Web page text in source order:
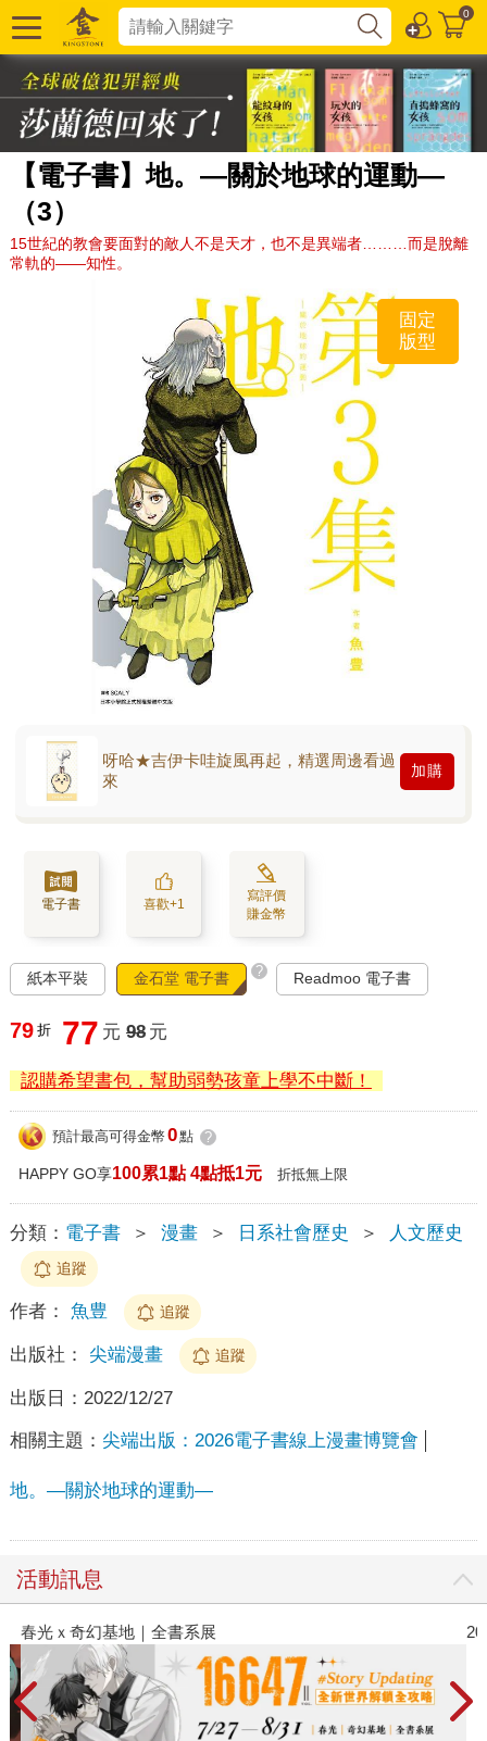
0
【電子書】地。—關於地球的運動—
（3）
15世紀的教會要面對的敵人不是天才，也不是異端者………而是脫離
常軌的——知性。
固定
版型
呀哈★吉伊卡哇旋風再起，精選周邊看過
來
加購
電子書 喜歡+1
寫評價
賺金幣
紙本平裝 金石堂 電子書 ? Readmoo 電子書
79 折 77 元 98 元
認購希望書包，幫助弱勢孩童上學不中斷！
預計最高可得金幣 0點 ?
HAPPY GO享100累1點 4點抵1元 折抵無上限
分類： 電子書 ＞ 漫畫 ＞ 日系社會歷史 ＞ 人文歷史
追蹤
作者： 魚豊 追蹤
出版社： 尖端漫畫 追蹤
出版日： 2022/12/27
相關主題： 尖端出版：2026電子書線上漫畫博覽會
地。—關於地球的運動—
活動訊息
春光ｘ奇幻基地｜全書系展